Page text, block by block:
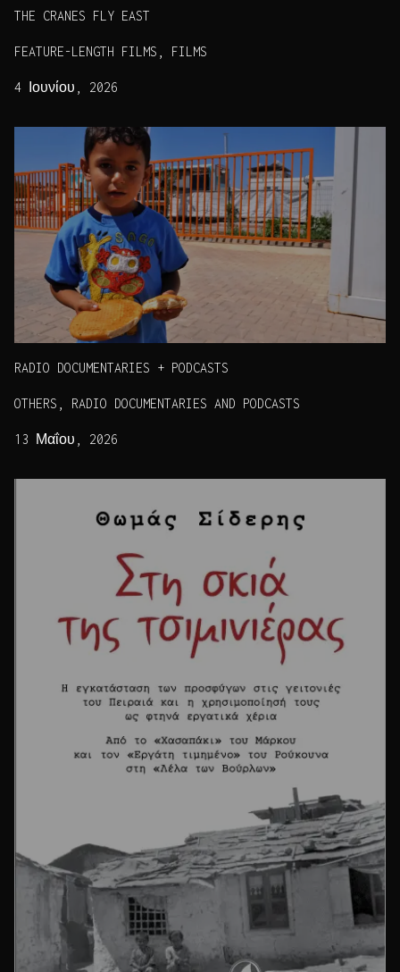
THE CRANES FLY EAST
FEATURE-LENGTH FILMS, FILMS
4 Ιουνίου, 2026
RADIO DOCUMENTARIES + PODCASTS
OTHERS, RADIO DOCUMENTARIES AND PODCASTS
13 Μαΐου, 2026